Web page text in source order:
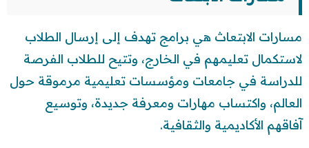
مسارات الابتعاث هي برامج تهدف إلى إرسال الطلاب
لاستكمال تعليمهم في الخارج، وتتيح للطلاب الفرصة
للدراسة في جامعات ومؤسسات تعليمية مرموقة حول
العالم، واكتساب مهارات ومعرفة جديدة، وتوسيع
آفاقهم الأكاديمية والثقافية.